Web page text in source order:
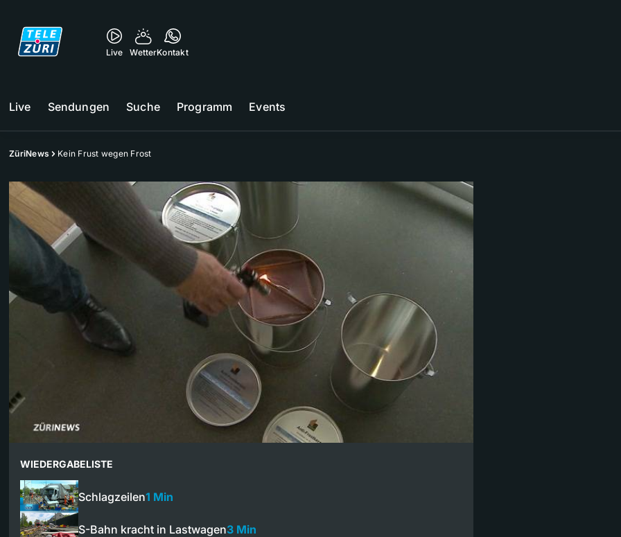
Live WetterKontakt
Live Sendungen Suche Programm Events
ZüriNews Kein Frust wegen Frost
WIEDERGABELISTE
Schlagzeilen1 Min
S-Bahn kracht in Lastwagen3 Min